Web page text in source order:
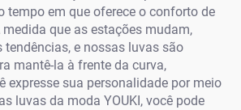
tempo em que oferece o conforto de
que as estações mudam,
e nossas luvas são
mantê-la à frente da curva,
expresse sua personalidade por meio
luvas da moda YOUKI, você pode